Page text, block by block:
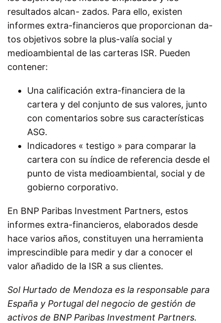
resultados alcan- zados. Para ello, existen
informes extra-financieros que proporcionan da-
tos objetivos sobre la plus-valía social y
medioambiental de las carteras ISR. Pueden
contener:
Una calificación extra-financiera de la
cartera y del conjunto de sus valores, junto
con comentarios sobre sus características
ASG.
Indicadores « testigo » para comparar la
cartera con su índice de referencia desde el
punto de vista medioambiental, social y de
gobierno corporativo.
En BNP Paribas Investment Partners, estos
informes extra-financieros, elaborados desde
hace varios años, constituyen una herramienta
imprescindible para medir y dar a conocer el
valor añadido de la ISR a sus clientes.
Sol Hurtado de Mendoza es la responsable para
España y Portugal del negocio de gestión de
activos de BNP Paribas Investment Partners.